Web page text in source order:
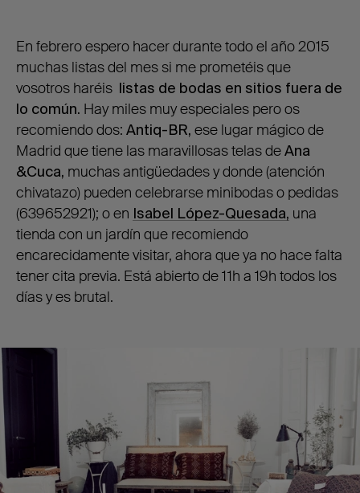
En febrero espero hacer durante todo el año 2015
muchas listas del mes si me prometéis que
vosotros haréis listas de bodas en sitios fuera de
lo común. Hay miles muy especiales pero os
recomiendo dos: Antiq-BR, ese lugar mágico de
Madrid que tiene las maravillosas telas deAna
&Cuca, muchas antigüedades y donde (atención
chivatazo) pueden celebrarse minibodas o pedidas
(639652921); o en Isabel López-Quesada, una
tienda con un jardín que recomiendo
encarecidamente visitar, ahora que ya no hace falta
tener cita previa. Está abierto de 11h a 19h todos los
días y es brutal.